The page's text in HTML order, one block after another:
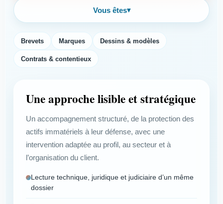
Vous êtes▾
Brevets Marques Dessins & modèles
Contrats & contentieux
Une approche lisible et stratégique
Un accompagnement structuré, de la protection des
actifs immatériels à leur défense, avec une
intervention adaptée au profil, au secteur et à
l’organisation du client.
Lecture technique, juridique et judiciaire d’un même
dossier